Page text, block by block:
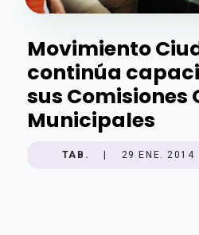
Movimiento
continúa
sus Comisiones
Municipales
TAB. 29 ENE. 2014